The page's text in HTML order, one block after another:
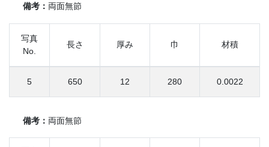
備考： 両面無節
写真
No.
長さ 厚み 巾 材積
5 650 12 280 0.0022
備考： 両面無節